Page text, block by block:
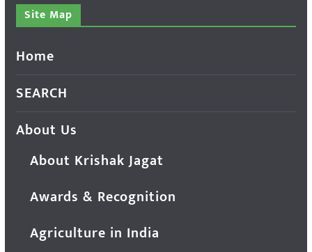
Site Map
Home
SEARCH
About Us
About Krishak Jagat
Awards & Recognition
Agriculture in India